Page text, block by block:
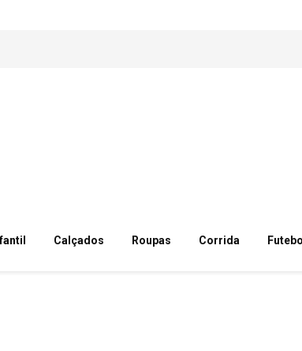
Calçados Roupas Corrida Futebol